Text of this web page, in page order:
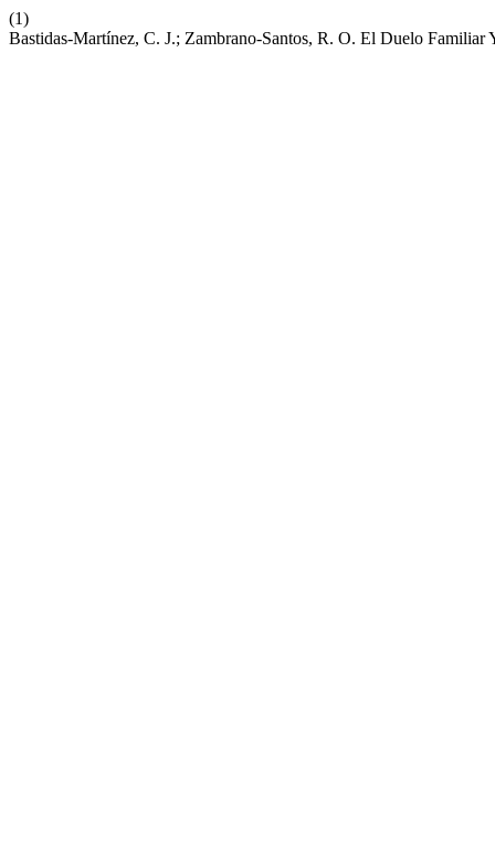
(1)
Bastidas-Martínez, C. J.; Zambrano-Santos, R. O. El Duelo